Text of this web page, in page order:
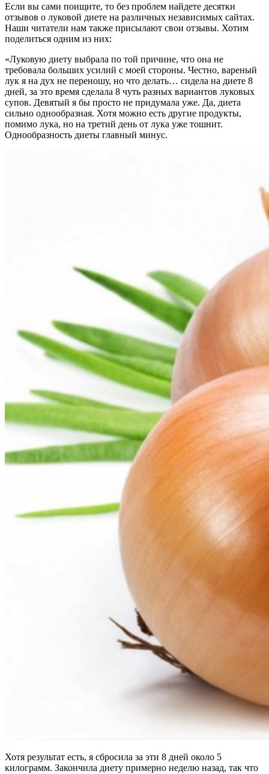
Если вы сами поищите, то без проблем найдете десятки
отзывов о луковой диете на различных независимых сайтах.
Наши читатели нам также присылают свои отзывы. Хотим
поделиться одним из них:
«Луковую диету выбрала по той причине, что она не
требовала больших усилий с моей стороны. Честно, вареный
лук я на дух не переношу, но что делать… сидела на диете 8
дней, за это время сделала 8 чуть разных вариантов луковых
супов. Девятый я бы просто не придумала уже. Да, диета
сильно однообразная. Хотя можно есть другие продукты,
помимо лука, но на третий день от лука уже тошнит.
Однообразность диеты главный минус.
Хотя результат есть, я сбросила за эти 8 дней около 5
килограмм. Закончила диету примерно неделю назад, так что